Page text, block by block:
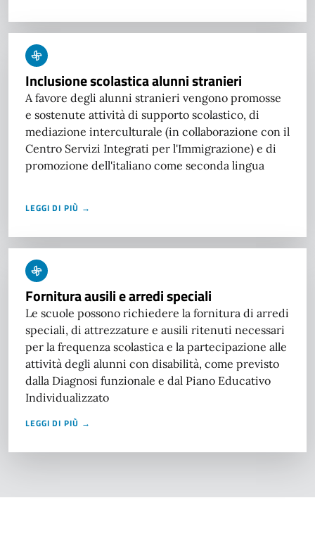
Inclusione scolastica alunni stranieri
A favore degli alunni stranieri vengono promosse
e sostenute attività di supporto scolastico, di
mediazione interculturale (in collaborazione con il
Centro Servizi Integrati per l'Immigrazione) e di
promozione dell'italiano come seconda lingua
LEGGI DI PIÙ →
Fornitura ausili e arredi speciali
Le scuole possono richiedere la fornitura di arredi
speciali, di attrezzature e ausili ritenuti necessari
per la frequenza scolastica e la partecipazione alle
attività degli alunni con disabilità, come previsto
dalla Diagnosi funzionale e dal Piano Educativo
Individualizzato
LEGGI DI PIÙ →